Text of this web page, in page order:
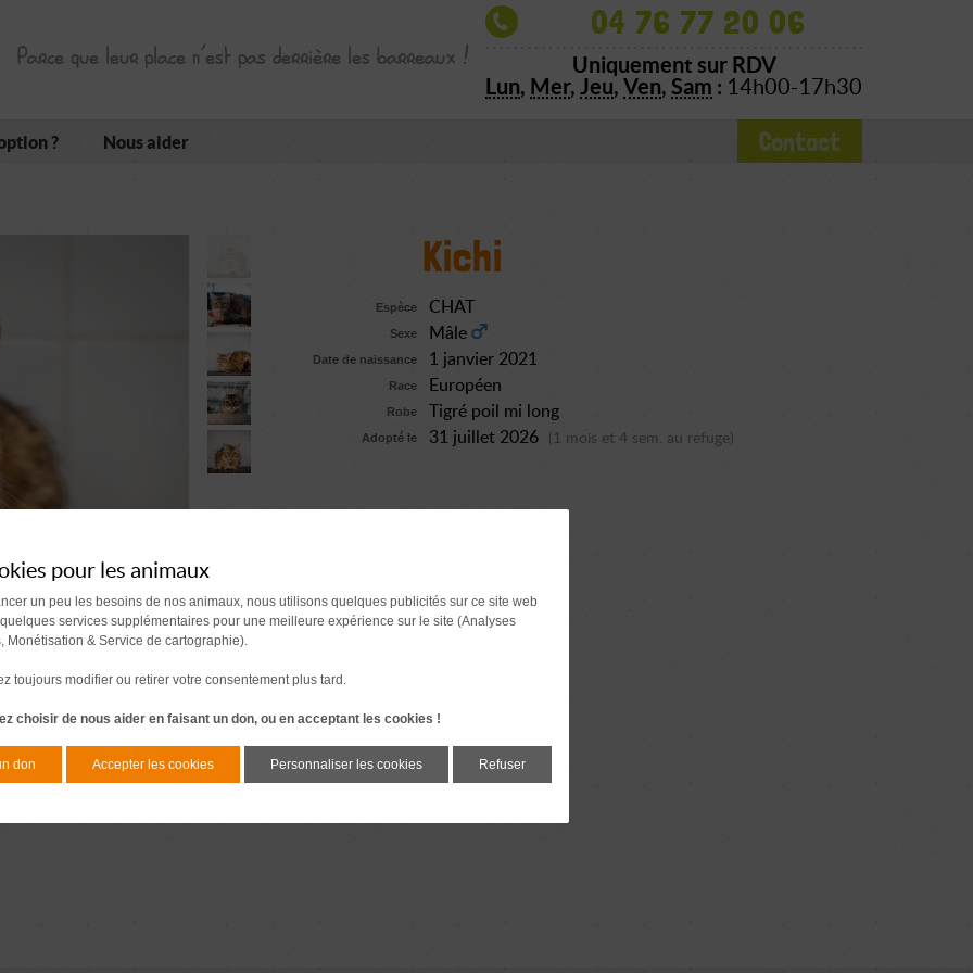
Parce que leur place n’est pas derrière les barreaux !
04 76 77 20 06
Uniquement sur RDV
Lun, Mer, Jeu, Ven, Sam : 14h00-17h30
? Nous aider Contact
Kichi
Espèce CHAT
Sexe Mâle
Date de naissance 1 janvier 2021
Race Européen
Robe Tigré poil mi long
Adopté le 31 juillet 2026 (1 mois et 4 sem. au refuge)
pour les animaux
un peu les besoins de nos animaux, nous utilisons quelques publicités sur ce site web
services supplémentaires pour une meilleure expérience sur le site (Analyses
Monétisation & Service de cartographie).
toujours modifier ou retirer votre consentement plus tard.
choisir de nous aider en faisant un don, ou en acceptant les cookies !
don Accepter les cookies Personnaliser les cookies Refuser